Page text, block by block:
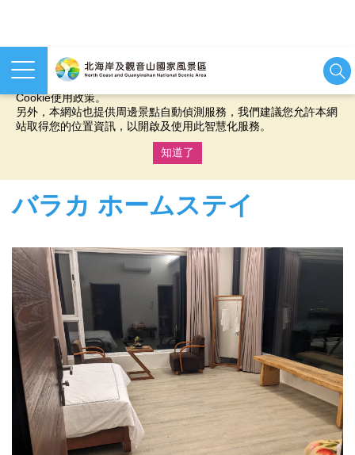
本網站使用cookies等相關技術以持續優化網站服務，並有助於為
您提供更佳的體驗，當您繼續使用本網站即表示您同意我們的
Cookie使用政策。
另外，本網站也提供周邊景點自動偵測服務，我們建議您允許本網
站取得您的位置資訊，以開啟及使用此智慧化服務。
知道了
バラカ ホームステイ